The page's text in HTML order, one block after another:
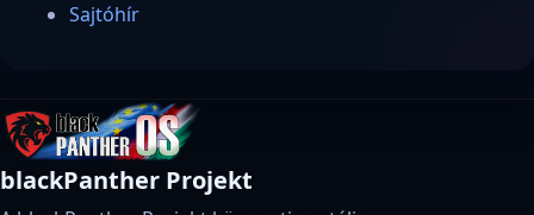
Sajtóhír
blackPanther Projekt